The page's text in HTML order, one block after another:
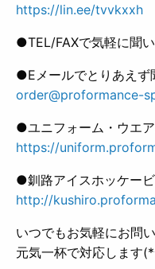
https://lin.ee/tvvkxxh
●TEL/FAXで気軽に聞
●Eメールでとりあえず
order@proformance-
●ユニフォーム・ウエ
https://
●釧路アイスホッケー
http://
いつでもお気軽にお問
元気一杯で対応します